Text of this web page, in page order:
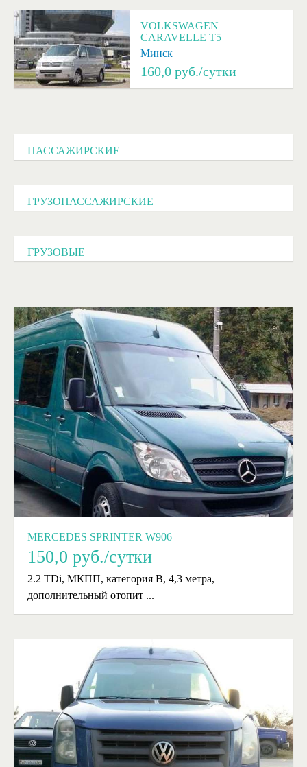
VOLKSWAGEN
CARAVELLE T5
Минск
160,0 руб./сутки
ПАССАЖИРСКИЕ
ГРУЗОПАССАЖИРСКИЕ
ГРУЗОВЫЕ
MERCEDES SPRINTER W906
150,0 руб./сутки
2.2 TDi, МКПП, категория B, 4,3 метра,
дополнительный отопит ...